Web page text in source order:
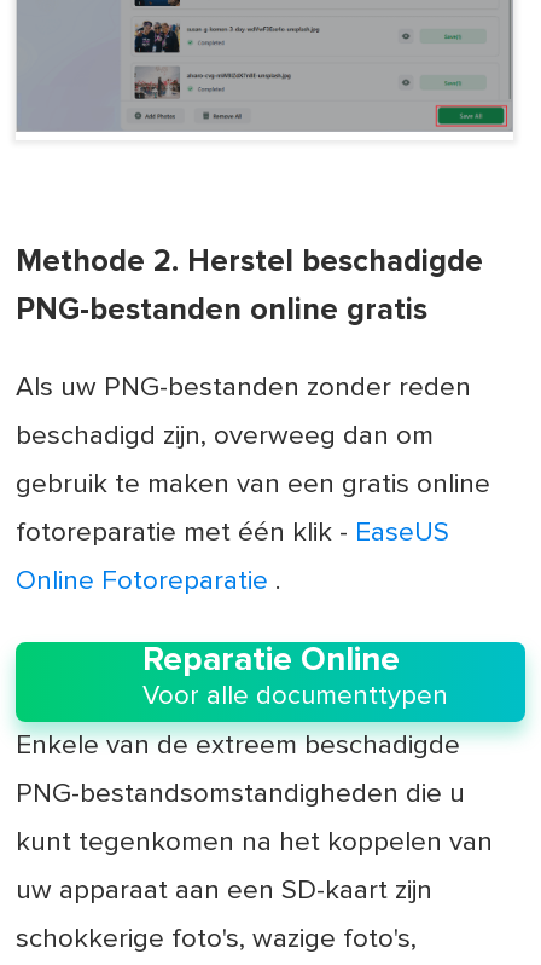
Methode 2. Herstel beschadigde
PNG-bestanden online gratis
Als uw PNG-bestanden zonder reden
beschadigd zijn, overweeg dan om
gebruik te maken van een gratis online
fotoreparatie met één klik - EaseUS
Online Fotoreparatie .
Reparatie Online
Voor alle documenttypen
Enkele van de extreem beschadigde
PNG-bestandsomstandigheden die u
kunt tegenkomen na het koppelen van
uw apparaat aan een SD-kaart zijn
schokkerige foto's, wazige foto's,